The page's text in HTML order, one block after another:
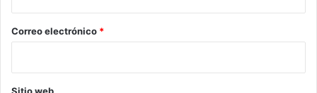
*
Correo electrónico *
Sitio web